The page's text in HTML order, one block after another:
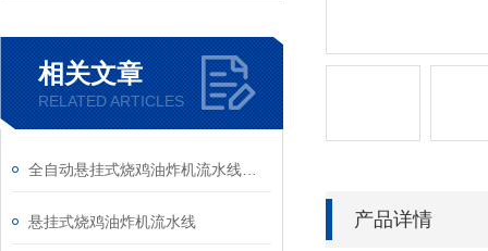
相关文章
RELATED ARTICLES
悬挂式烧鸡油炸机流水线 产品详情